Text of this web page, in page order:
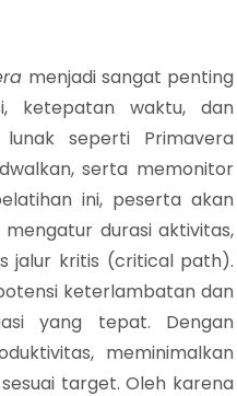
menjadi sangat penting
ketepatan waktu, dan
seperti Primavera
serta memonitor
ini, peserta akan
durasi aktivitas,
jalur kritis (critical path).
keterlambatan dan
yang tepat. Dengan
meminimalkan
target. Oleh karena